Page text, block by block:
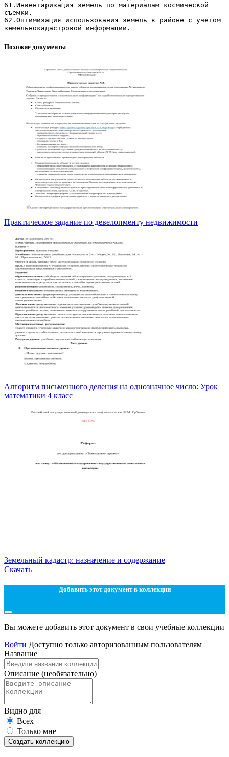
61.Инвентаризация земель по материалам космической
съемки.
62.Оптимизация использования земель в районе с учетом
Похожие документы
Практическое задание по девелопменту недвижимости
Алгоритм письменного деления на однозначное число: Урок
математики 4 класс
Земельный кадастр: назначение и содержание
Скачать
Добавить этот документ в коллекции
Вы можете добавить этот документ в свои учебные коллекции
Войти Доступно только авторизованным пользователям
Название
Описание (необязательно)
Видно для
Всех
Только мне
Создать коллекцию